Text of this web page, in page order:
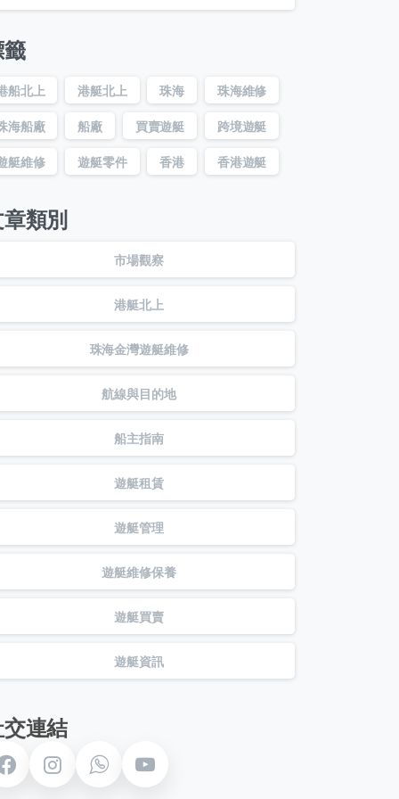
船北上 港艇北上 珠海 珠海維修
海船廠 船廠 買賣遊艇 跨境遊艇
艇維修 遊艇零件 香港 香港遊艇
類別
市場觀察
港艇北上
珠海金灣遊艇維修
航線與目的地
船主指南
遊艇租賃
遊艇管理
遊艇維修保養
遊艇買賣
遊艇資訊
連結